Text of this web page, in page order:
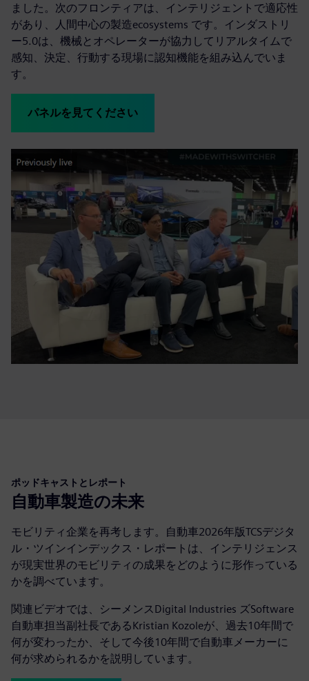
ました。次のフロンティアは、インテリジェントで適応性
があり、人間中心の製造ecosystems です。インダストリ
ー5.0は、機械とオペレーターが協力してリアルタイムで
感知、決定、行動する現場に認知機能を組み込んでいま
す。
パネルを見てください
ポッドキャストとレポート
自動車製造の未来
モビリティ企業を再考します。自動車2026年版TCSデジタ
ル・ツインインデックス・レポートは、インテリジェンス
が現実世界のモビリティの成果をどのように形作っている
かを調べています。
関連ビデオでは、シーメンスDigital Industries ズSoftware
自動車担当副社長であるKristian Kozoleが、過去10年間で
何が変わったか、そして今後10年間で自動車メーカーに
何が求められるかを説明しています。